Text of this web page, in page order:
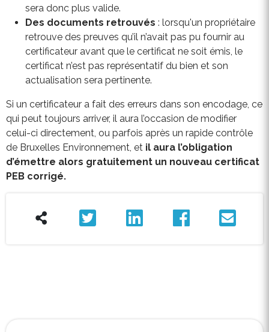
sera donc plus valide.
Des documents retrouvés : lorsqu'un propriétaire
retrouve des preuves qu’il n’avait pas pu fournir au
certificateur avant que le certificat ne soit émis, le
certificat n’est pas représentatif du bien et son
actualisation sera pertinente.
Si un certificateur a fait des erreurs dans son encodage, ce
qui peut toujours arriver, il aura l’occasion de modifier
celui-ci directement, ou parfois après un rapide contrôle
de Bruxelles Environnement, et il aura l’obligation
d’émettre alors gratuitement un nouveau certificat
PEB corrigé.